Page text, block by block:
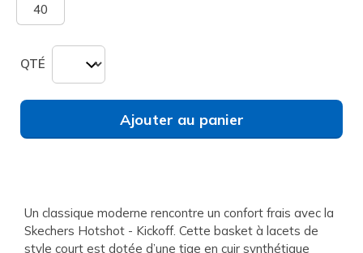
40
QTÉ
Ajouter au panier
Un classique moderne rencontre un confort frais avec la
Skechers Hotshot - Kickoff. Cette basket à lacets de
style court est dotée d’une tige en cuir synthétique